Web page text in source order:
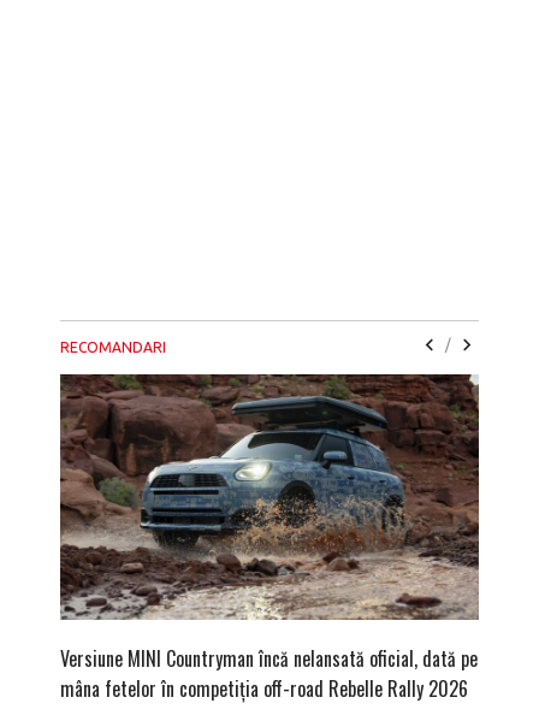
RECOMANDARI /
Versiune MINI Countryman încă nelansată oficial, dată pe
mâna fetelor în competiția off-road Rebelle Rally 2026